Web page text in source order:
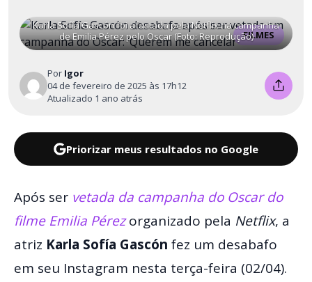
FILMES
Karla Sofía Gascón foi afastada pela Netflix na campanha
de Emilia Pérez pelo Oscar (Foto: Reprodução)
Por Igor
04 de fevereiro de 2025 às 17h12
Atualizado 1 ano atrás
Priorizar meus resultados no Google
Após ser vetada da campanha do Oscar do
filme Emilia Pérezorganizado pela Netflix, a
atriz Karla Sofía Gascón fez um desabafo
em seu Instagram nesta terça-feira (02/04).